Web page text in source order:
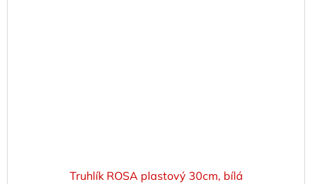
Truhlík ROSA plastový 30cm, bílá